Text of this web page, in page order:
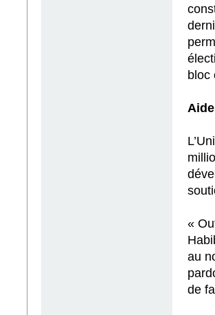
bloc
Aide
«
au
de